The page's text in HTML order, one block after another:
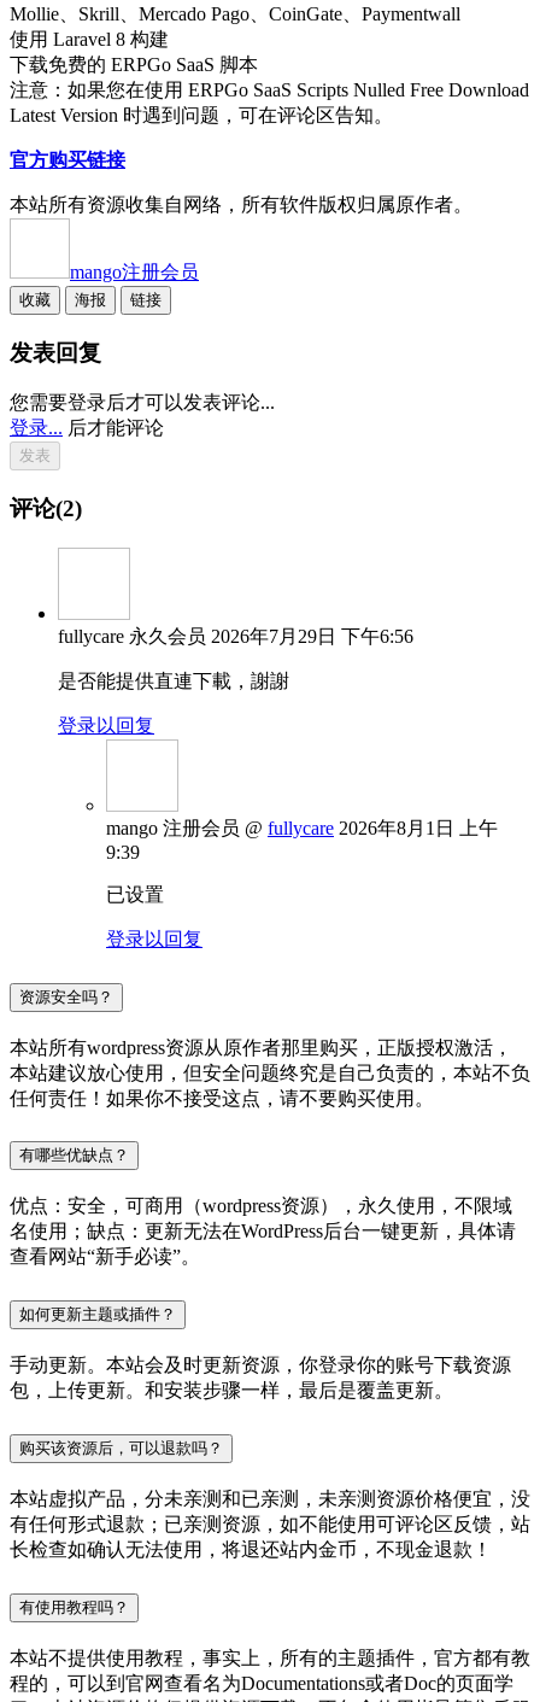
Mollie、Skrill、Mercado Pago、CoinGate、Paymentwall
使用 Laravel 8 构建
下载免费的 ERPGo SaaS 脚本
注意：如果您在使用 ERPGo SaaS Scripts Nulled Free Download
Latest Version 时遇到问题，可在评论区告知。
官方购买链接
本站所有资源收集自网络，所有软件版权归属原作者。
mango注册会员
收藏 海报 链接
发表回复
您需要登录后才可以发表评论...
登录... 后才能评论
评论(2)
fullycare 永久会员 2026年7月29日 下午6:56
是否能提供直連下載，謝謝
登录以回复
mango 注册会员 @ fullycare 2026年8月1日 上午
9:39
已设置
登录以回复
资源安全吗？
本站所有wordpress资源从原作者那里购买，正版授权激活，
本站建议放心使用，但安全问题终究是自己负责的，本站不负
任何责任！如果你不接受这点，请不要购买使用。
有哪些优缺点？
优点：安全，可商用（wordpress资源），永久使用，不限域
名使用；缺点：更新无法在WordPress后台一键更新，具体请
查看网站“新手必读”。
如何更新主题或插件？
手动更新。本站会及时更新资源，你登录你的账号下载资源
包，上传更新。和安装步骤一样，最后是覆盖更新。
购买该资源后，可以退款吗？
本站虚拟产品，分未亲测和已亲测，未亲测资源价格便宜，没
有任何形式退款；已亲测资源，如不能使用可评论区反馈，站
长检查如确认无法使用，将退还站内金币，不现金退款！
有使用教程吗？
本站不提供使用教程，事实上，所有的主题插件，官方都有教
程的，可以到官网查看名为Documentations或者Doc的页面学